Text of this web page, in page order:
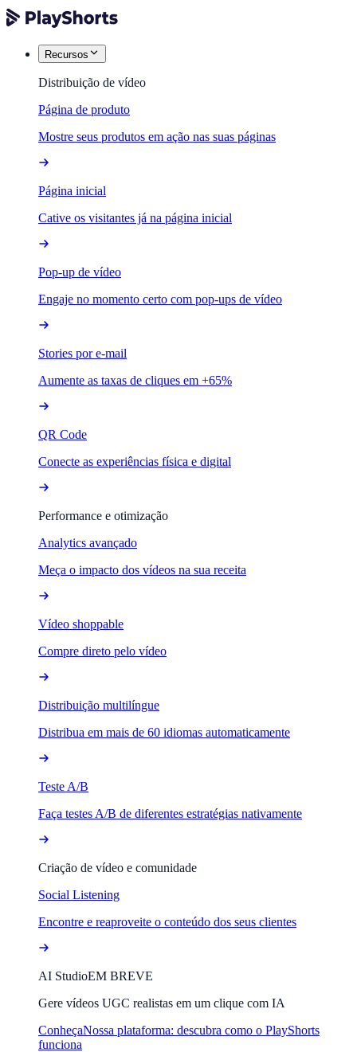
Recursos
Distribuição de vídeo
Página de produto
Mostre seus produtos em ação nas suas páginas
Página inicial
Cative os visitantes já na página inicial
Pop-up de vídeo
Engaje no momento certo com pop-ups de vídeo
Stories por e-mail
Aumente as taxas de cliques em +65%
QR Code
Conecte as experiências física e digital
Performance e otimização
Analytics avançado
Meça o impacto dos vídeos na sua receita
Vídeo shoppable
Compre direto pelo vídeo
Distribuição multilíngue
Distribua em mais de 60 idiomas automaticamente
Teste A/B
Faça testes A/B de diferentes estratégias nativamente
Criação de vídeo e comunidade
Social Listening
Encontre e reaproveite o conteúdo dos seus clientes
AI StudioEM BREVE
Gere vídeos UGC realistas em um clique com IA
ConheçaNossa plataforma: descubra como o PlayShorts
funciona